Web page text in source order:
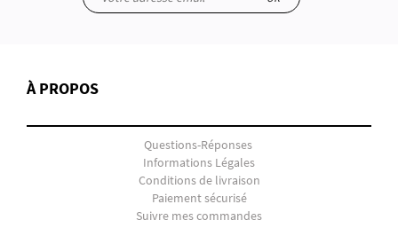
À PROPOS
Questions-Réponses
Informations Légales
Conditions de livraison
Paiement sécurisé
Suivre mes commandes